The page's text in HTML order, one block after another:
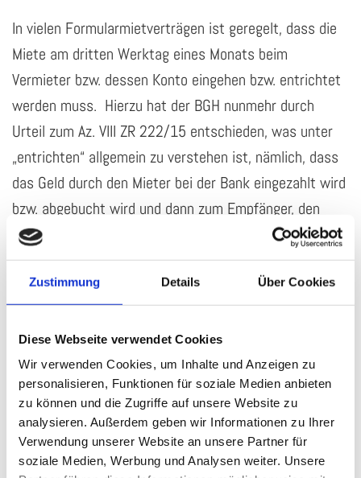
Zustimmung Details Über Cookies
Diese Webseite verwendet Cookies
Wir verwenden Cookies, um Inhalte und Anzeigen zu
personalisieren, Funktionen für soziale Medien anbieten
zu können und die Zugriffe auf unsere Website zu
analysieren. Außerdem geben wir Informationen zu Ihrer
Verwendung unserer Website an unsere Partner für
soziale Medien, Werbung und Analysen weiter. Unsere
In vielen Formularmietverträgen ist geregelt, dass die
Miete am dritten Werktag eines Monats beim
Vermieter bzw. dessen Konto eingehen bzw. entrichtet
werden muss. Hierzu hat der BGH nunmehr durch
Urteil zum Az. VIII ZR 222/15 entschieden, was unter
„entrichten“ allgemein zu verstehen ist, nämlich, dass
das Geld durch den Mieter bei der Bank eingezahlt wird
bzw. abgebucht wird und dann zum Empfänger, den
Vermieter, geht.
Der BGH stellt in diesem Urteil fest, dass die schärfere
Dies benachteilige laut der gesetzlichen Regelung die
Mieter, so der BGH, mit der Folge, dass die Klausel
unwirksam ist. Verspätete Mietzinszahlungen schaden
also in Zukunft nicht mehr. Sollten Sie Fragen zu dieser
Thematik haben, können Sie sich gerne mit Herrn